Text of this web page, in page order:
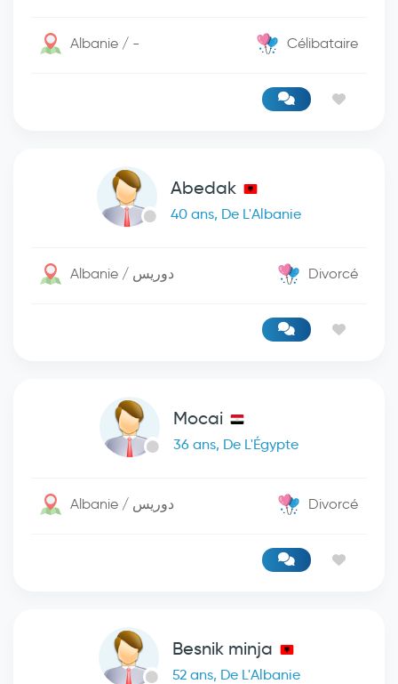
Albanie / - Célibataire
Abedak
40 ans, De L'Albanie
Albanie / دوريس Divorcé
Mocai
36 ans, De L'Égypte
Albanie / دوريس Divorcé
Besnik minja
52 ans, De L'Albanie